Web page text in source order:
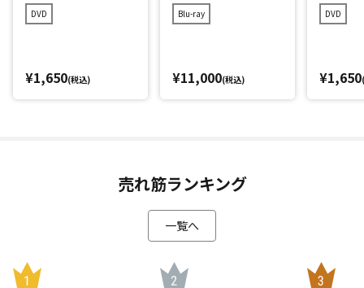
(罰) 絶対に笑っ
てはいけない地球防
DVD
¥1,650(税込)
限定永久保存版(21)
(罰) 絶対に笑っ
Blu-ray
¥11,000(税込)
存版
に笑っ
DVD
¥1,650
売れ筋ランキング
一覧へ